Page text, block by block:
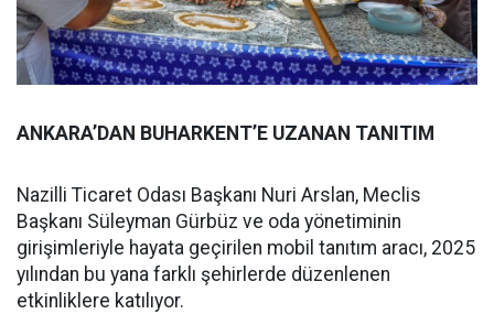
ANKARA’DAN BUHARKENT’E UZANAN TANITIM
Nazilli Ticaret Odası Başkanı Nuri Arslan, Meclis
Başkanı Süleyman Gürbüz ve oda yönetiminin
girişimleriyle hayata geçirilen mobil tanıtım aracı, 2025
yılından bu yana farklı şehirlerde düzenlenen
etkinliklere katılıyor.